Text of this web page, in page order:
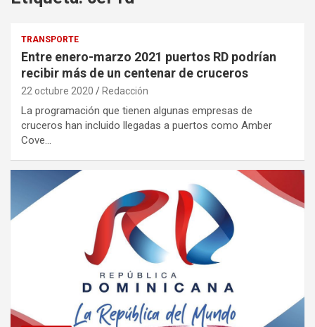
TRANSPORTE
Entre enero-marzo 2021 puertos RD podrían
recibir más de un centenar de cruceros
22 octubre 2020 Redacción
La programación que tienen algunas empresas de
cruceros han incluido llegadas a puertos como Amber
Cove…